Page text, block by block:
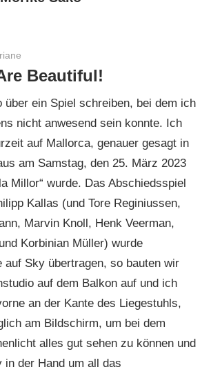
Beautiful!
über ein Spiel schreiben, bei dem ich
nicht anwesend sein konnte. Ich
auf Mallorca, genauer gesagt in
am Samstag, den 25. März 2023
Millor“ wurde. Das Abschiedsspiel
Kallas (und Tore Reginiussen,
Marvin Knoll, Henk Veerman,
Korbinian Müller) wurde
auf Sky übertragen, so bauten wir
auf dem Balkon auf und ich
an der Kante des Liegestuhls,
am Bildschirm, um bei dem
alles gut sehen zu können und
in der Hand um all das